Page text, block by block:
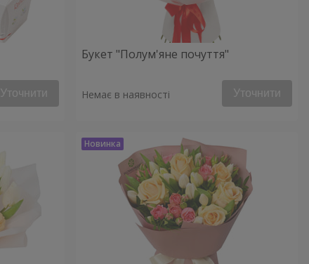
Уточнити
Букет "Полум'яне почуття"
Немає в наявності Уточнити